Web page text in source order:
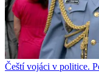
Čeští vojáci v politice.